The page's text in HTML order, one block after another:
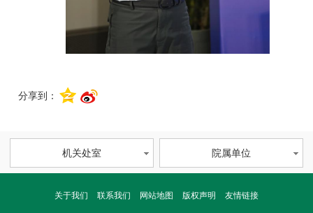
分享到：
机关处室 院属单位
关于我们 联系我们 网站地图 版权声明 友情链接